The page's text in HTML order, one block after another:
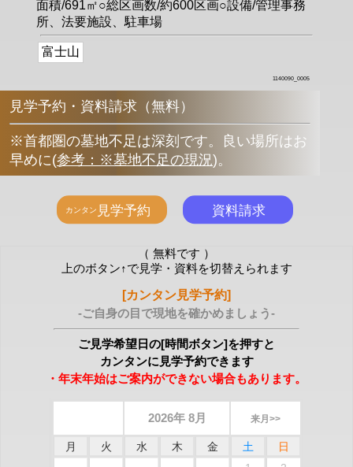
面積/691㎡○総区画数/約600区画○設備/管理事務
所、法要施設、駐車場
富士山
1140090_0005
見学予約・資料請求（無料）
※首都圏の墓地不足は深刻です。良い場所はお
早めに(参考：※墓地不足の現況)。
（ 無料です ）
上のボタン↑で見学・資料を切替えられます
[カンタン見学予約]
-ご自身の目で現地を確かめましょう-
ご見学希望日の[時間ボタン]を押すと
カンタンに見学予約できます
・年末年始はご案内ができない場合もあります。
2026年 8月 来月>>
月 火 水 木 金 土
日